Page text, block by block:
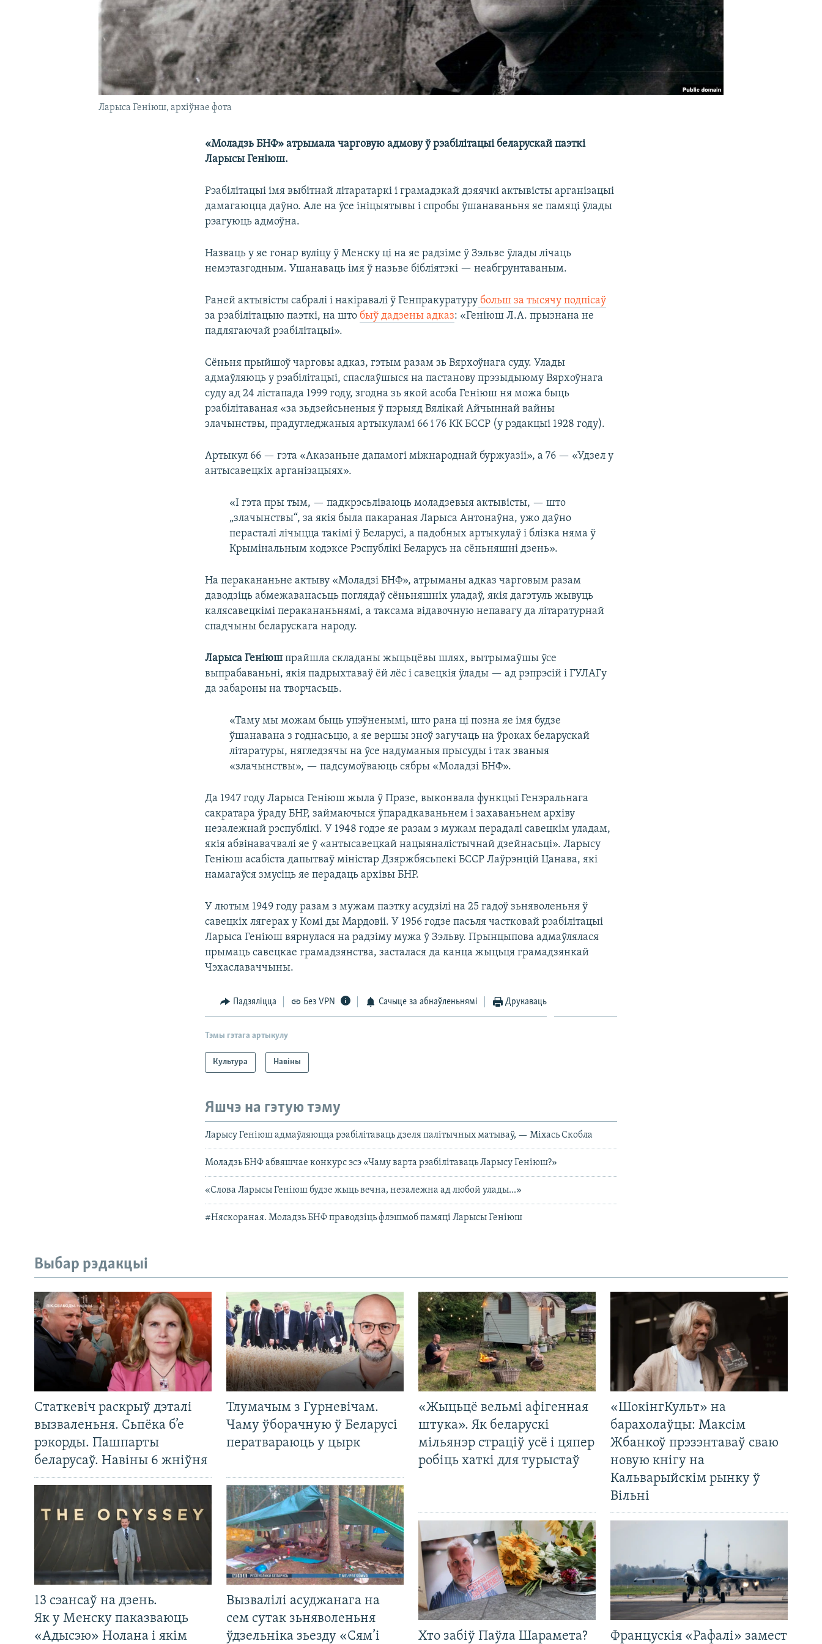
Ларыса Геніюш, архіўнае фота
«Моладзь БНФ» атрымала чарговую адмову ў рэабілітацыі беларускай паэткі
Ларысы Геніюш.
Рэабілітацыі імя выбітнай літаратаркі і грамадзкай дзяячкі актывісты арганізацыі
дамагаюцца даўно. Але на ўсе ініцыятывы і спробы ўшанаваньня яе памяці ўлады
рэагуюць адмоўна.
Назваць у яе гонар вуліцу ў Менску ці на яе радзіме ў Зэльве ўлады лічаць
немэтазгодным. Ушанаваць імя ў назьве бібліятэкі — неабгрунтаваным.
Раней актывісты сабралі і накіравалі ў Генпракуратуру больш за тысячу подпісаў
за рэабілітацыю паэткі, на што быў дадзены адказ: «Геніюш Л.А. прызнана не
падлягаючай рэабілітацыі».
Сёньня прыйшоў чарговы адказ, гэтым разам зь Вярхоўнага суду. Улады
адмаўляюць у рэабілітацыі, спаслаўшыся на пастанову прэзыдыюму Вярхоўнага
суду ад 24 лістапада 1999 году, згодна зь якой асоба Геніюш ня можа быць
рэабілітаваная «за зьдзейсьненыя ў пэрыяд Вялікай Айчыннай вайны
злачынствы, прадугледжаныя артыкуламі 66 і 76 КК БССР (у рэдакцыі 1928 году).
Артыкул 66 — гэта «Аказаньне дапамогі міжнароднай буржуазіі», а 76 — «Удзел у
антысавецкіх арганізацыях».
«І гэта пры тым, — падкрэсьліваюць моладзевыя актывісты, — што
„злачынствы“, за якія была пакараная Ларыса Антонаўна, ужо даўно
перасталі лічыцца такімі ў Беларусі, а падобных артыкулаў і блізка няма ў
Крымінальным кодэксе Рэспублікі Беларусь на сёньняшні дзень».
На перакананьне актыву «Моладзі БНФ», атрыманы адказ чарговым разам
даводзіць абмежаванасьць поглядаў сёньняшніх уладаў, якія дагэтуль жывуць
калясавецкімі перакананьнямі, а таксама відавочную непавагу да літаратурнай
спадчыны беларускага народу.
Ларыса Геніюш прайшла складаны жыцьцёвы шлях, вытрымаўшы ўсе
выпрабаваньні, якія падрыхтаваў ёй лёс і савецкія ўлады — ад рэпрэсій і ГУЛАГу
да забароны на творчасьць.
«Таму мы можам быць упэўненымі, што рана ці позна яе імя будзе
ўшанавана з годнасьцю, а яе вершы зноў загучаць на ўроках беларускай
літаратуры, нягледзячы на ўсе надуманыя прысуды і так званыя
«злачынствы», — падсумоўваюць сябры «Моладзі БНФ».
Да 1947 году Ларыса Геніюш жыла ў Празе, выконвала функцыі Генэральнага
сакратара ўраду БНР, займаючыся ўпарадкаваньнем і захаваньнем архіву
незалежнай рэспублікі. У 1948 годзе яе разам з мужам перадалі савецкім уладам,
якія абвінавачвалі яе ў «антысавецкай нацыяналістычнай дзейнасьці». Ларысу
Геніюш асабіста дапытваў міністар Дзяржбясьпекі БССР Лаўрэнцій Цанава, які
намагаўся змусіць яе перадаць архівы БНР.
У лютым 1949 году разам з мужам паэтку асудзілі на 25 гадоў зьняволеньня ў
савецкіх лягерах у Комі ды Мардовіі. У 1956 годзе пасьля частковай рэабілітацыі
Ларыса Геніюш вярнулася на радзіму мужа ў Зэльву. Прынцыпова адмаўлялася
прымаць савецкае грамадзянства, засталася да канца жыцьця грамадзянкай
Чэхаславаччыны.
Падзяліцца Без VPN Сачыце за абнаўленьнямі Друкаваць
Тэмы гэтага артыкулу
Культура Навіны
Яшчэ на гэтую тэму
Ларысу Геніюш адмаўляюцца рэабілітаваць дзеля палітычных матываў, — Міхась Скобла
Моладзь БНФ абвяшчае конкурс эсэ «Чаму варта рэабілітаваць Ларысу Геніюш?»
«Слова Ларысы Геніюш будзе жыць вечна, незалежна ад любой улады...»
#Няскораная. Моладзь БНФ праводзіць флэшмоб памяці Ларысы Геніюш
Выбар рэдакцыі
Статкевіч раскрыў дэталі
вызваленьня. Сьпёка б’е
рэкорды. Пашпарты
беларусаў. Навіны 6 жніўня
Тлумачым з Гурневічам.
Чаму ўборачную ў Беларусі
ператвараюць у цырк
13 сэансаў на дзень.
Як у Менску паказваюць
«Адысэю» Нолана і якім
Вызвалілі асуджанага на
сем сутак зьняволеньня
ўдзельніка зьезду «Сям’і
«Жыцьцё вельмі афігенная
штука». Як беларускі
мільянэр страціў усё і цяпер
робіць хаткі для турыстаў
«ШокінгКульт» на
барахолаўцы: Максім
Жбанкоў прэзэнтаваў сваю
новую кнігу на
Кальварыйскім рынку ў
Вільні
Хто забіў Паўла Шарамета? Францускія «Рафалі» замест